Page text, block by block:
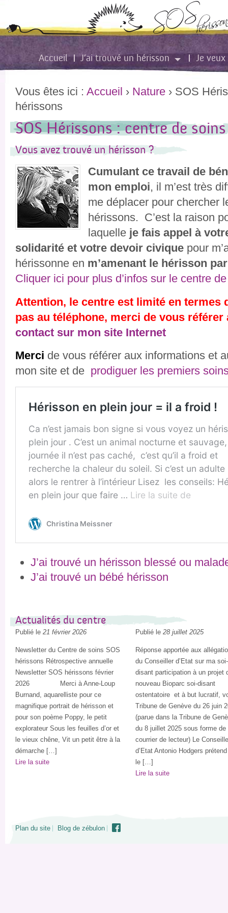
Accueil J’ai trouvé un hérisson Je veux
Vous êtes ici : Accueil › Nature › SOS
hérissons
SOS Hérissons : centre de
Vous avez trouvé un hérisson ?
Cumulant ce travail de
mon emploi, il m’est très
me déplacer pour chercher
hérissons. C’est la raison
laquelle je fais appel à
solidarité et votre devoir civique pour
hérissonne en m’amenant le hérisson
Cliquer ici pour plus d’infos sur le centre
Attention, le centre est limité en termes
pas au téléphone, merci de vous référer
contact sur mon site Internet
Merci de vous référer aux informations et
mon site et de prodiguer les premiers
J’ai trouvé un hérisson blessé ou
J’ai trouvé un bébé hérisson
Actualités du centre
Publié le 21 février 2026
Newsletter du Centre de soins SOS
hérissons Rétrospective annuelle
Newsletter SOS hérissons février
2026 Merci à Anne-Loup
Burnand, aquarelliste pour ce
magnifique portrait de hérisson et
pour son poème Poppy, le petit
explorateur Sous les feuilles d’or et
le vieux chêne, Vit un petit être à la
démarche […]
Lire la suite
Publié le28 juillet 2025
Réponse apportée aux
du Conseiller d’Etat sur ma soi-
disant participation à un projet
nouveau Bioparc soi-disant
ostentatoire et à but lucratif,
Tribune de Genève du 26 juin
(parue dans la Tribune de
du 8 juillet 2025 sous forme de
courrier de lecteur) Le
d’Etat Antonio Hodgers
le […]
Lire la suite
Plan du site Blog de zébulon